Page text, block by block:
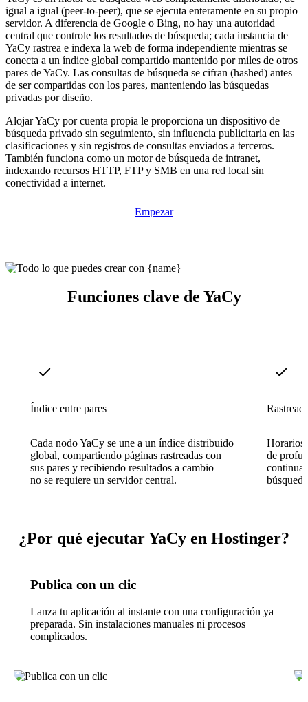
igual a igual (peer-to-peer), que se ejecuta enteramente en su propio
servidor. A diferencia de Google o Bing, no hay una autoridad
central que controle los resultados de búsqueda; cada instancia de
YaCy rastrea e indexa la web de forma independiente mientras se
conecta a un índice global compartido mantenido por miles de otros
pares de YaCy. Las consultas de búsqueda se cifran (hashed) antes
de ser compartidas con los pares, manteniendo las búsquedas
privadas por diseño.
Alojar YaCy por cuenta propia le proporciona un dispositivo de
búsqueda privado sin seguimiento, sin influencia publicitaria en las
clasificaciones y sin registros de consultas enviados a terceros.
También funciona como un motor de búsqueda de intranet,
indexando recursos HTTP, FTP y SMB en una red local sin
conectividad a internet.
Empezar
Funciones clave de YaCy
Índice entre pares
Cada nodo YaCy se une a un índice distribuido
global, compartiendo páginas rastreadas con
sus pares y recibiendo resultados a cambio —
no se requiere un servidor central.
Horarios
de
¿Por qué ejecutar YaCy en Hostinger?
Publica con un clic
Lanza tu aplicación al instante con una configuración ya
preparada. Sin instalaciones manuales ni procesos
complicados.